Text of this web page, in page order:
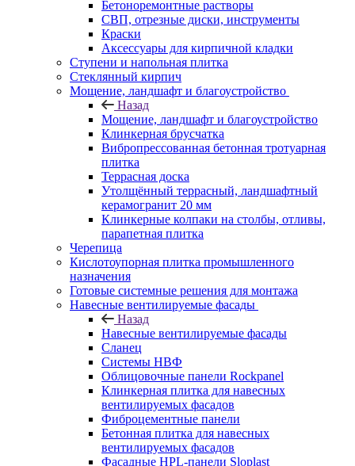
Бетоноремонтные растворы
СВП, отрезные диски, инструменты
Краски
Аксессуары для кирпичной кладки
Ступени и напольная плитка
Cтеклянный кирпич
Мощение, ландшафт и благоустройство
Назад
Мощение, ландшафт и благоустройство
Клинкерная брусчатка
Вибропрессованная бетонная тротуарная
плитка
Террасная доска
Утолщённый террасный, ландшафтный
керамогранит 20 мм
Клинкерные колпаки на столбы, отливы,
парапетная плитка
Черепица
Кислотоупорная плитка промышленного
назначения
Готовые системные решения для монтажа
Навесные вентилируемые фасады
Назад
Навесные вентилируемые фасады
Сланец
Системы НВФ
Облицовочные панели Rockpanel
Клинкерная плитка для навесных
вентилируемых фасадов
Фиброцементные панели
Бетонная плитка для навесных
вентилируемых фасадов
Фасадные HPL-панели Sloplast